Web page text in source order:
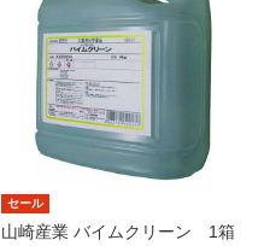
セール
山崎産業 バイムクリーン 1箱